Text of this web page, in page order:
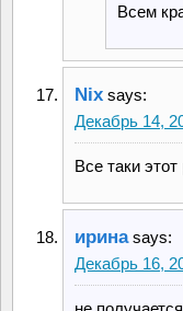
Всем
Nix says:
Декабрь 14,
Все таки
ирина says:
Декабрь 16,